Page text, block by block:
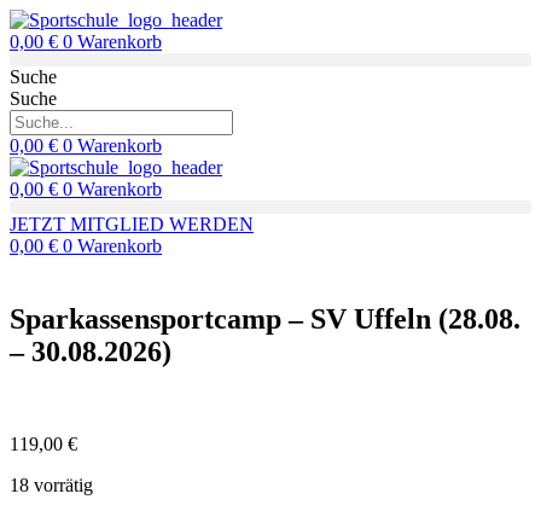
Zum
Inhalt
0,00 € 0 Warenkorb
Suche
Suche
0,00 € 0 Warenkorb
0,00 € 0 Warenkorb
JETZT MITGLIED WERDEN
0,00 € 0 Warenkorb
Sparkassensportcamp – SV Uffeln (28.08.
– 30.08.2026)
119,00 €
18 vorrätig